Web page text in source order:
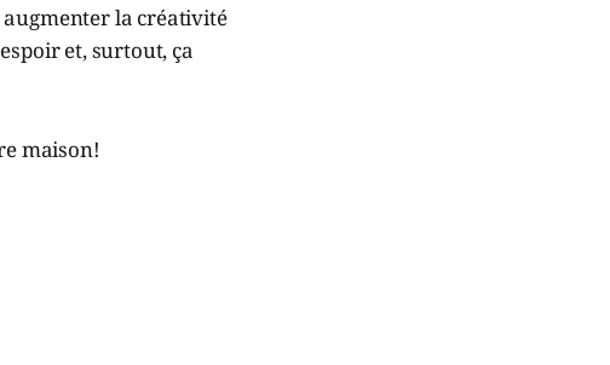
augmenter la créativité
et, surtout, ça
maison!